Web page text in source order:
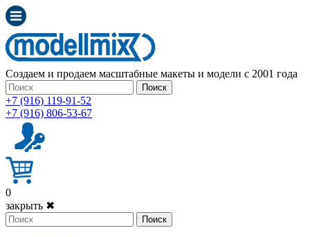
Создаем и продаем масштабные макеты и модели с 2001 года
Поиск
+7 (916) 119-91-52
+7 (916) 806-53-67
0
закрыть ✖
Поиск